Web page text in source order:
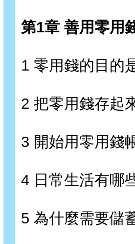
第1章 善用零用
1 零用錢的目的
2 把零用錢存起
3 開始用零用錢
4 日常生活有哪
5 為什麼需要儲